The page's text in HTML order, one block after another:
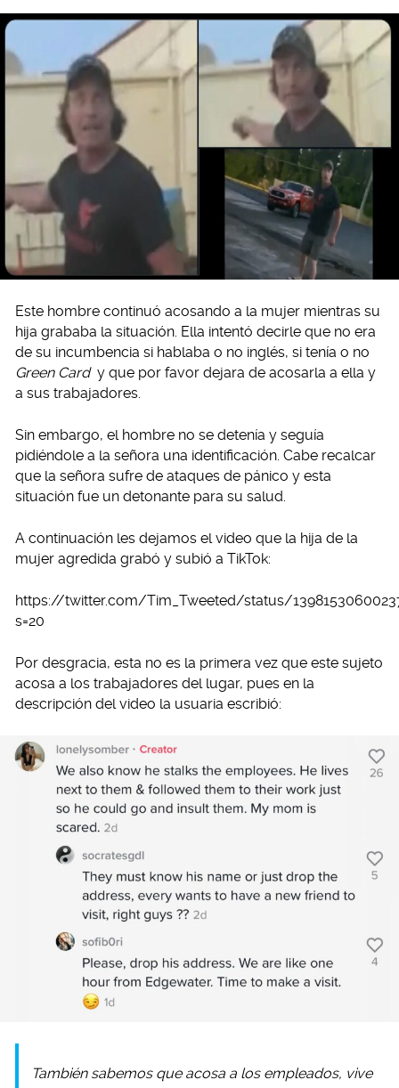
Este hombre continuó acosando a la mujer mientras su
hija grababa la situación. Ella intentó decirle que no era
de su incumbencia si hablaba o no inglés, si tenía o no
Green Card y que por favor dejara de acosarla a ella y
a sus trabajadores.
Sin embargo, el hombre no se detenía y seguía
pidiéndole a la señora una identificación. Cabe recalcar
que la señora sufre de ataques de pánico y esta
situación fue un detonante para su salud.
A continuación les dejamos el video que la hija de la
mujer agredida grabó y subió a TikTok:
https://twitter.com/Tim_Tweeted/status/
s=20
Por desgracia, esta no es la primera vez que este sujeto
acosa a los trabajadores del lugar, pues en la
descripción del video la usuaria escribió:
También sabemos que acosa a los empleados, vive